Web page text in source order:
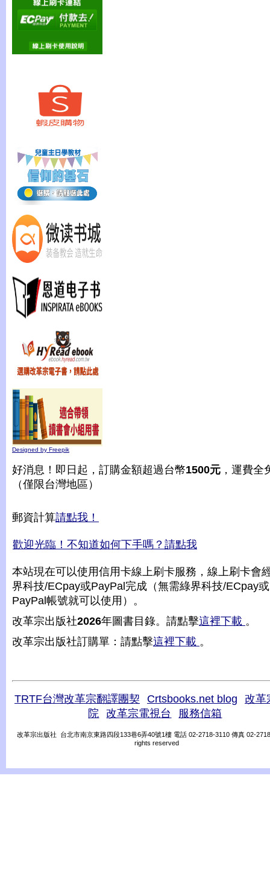
Designed by Freepik
好消息！即日起，訂購金額超過台幣1500元 ，運費全
（僅限台灣地區）
郵資計算請點我！
歡迎光臨！不知道如何下手嗎？請點我
本站現在可以使用信用卡線上刷卡服務，線上刷卡會
界科技/ECpay或PayPal完成（無需綠界科技/ECpay或
PayPal帳號就可以使用）。
改革宗出版社2026年圖書目錄。請點擊這裡下載 。
改革宗出版社訂購單：請點擊這裡下載 。
TRTF台灣改革宗翻譯團契 Crtsbooks.net blog
改革
院
改革宗電視台 服務信箱
改革宗出版社 台北市南京東路四段133巷6弄40號1樓 電話 02-2718-3110 傳真 02-
rights reserved